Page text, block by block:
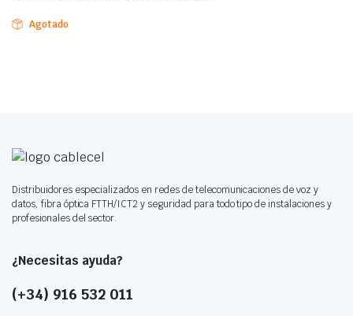
Agotado
Distribuidores especializados en redes de telecomunicaciones de voz y
datos, fibra óptica FTTH/ICT2 y seguridad para todo tipo de instalaciones y
profesionales del sector.
¿Necesitas ayuda?
(+34) 916 532 011